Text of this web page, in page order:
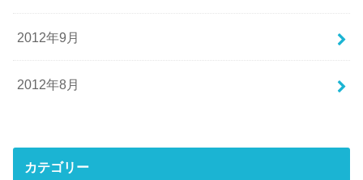
2012年9月
2012年8月
カテゴリー